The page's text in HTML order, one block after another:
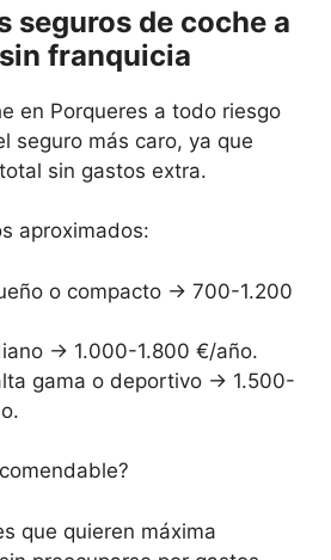
seguros de coche a
franquicia
en Porqueres a todo riesgo
seguro más caro, ya que
sin gastos extra.
aproximados:
o compacto → 700-1.200
→ 1.000-1.800 €/año.
gama o deportivo → 1.500-
que quieren máxima